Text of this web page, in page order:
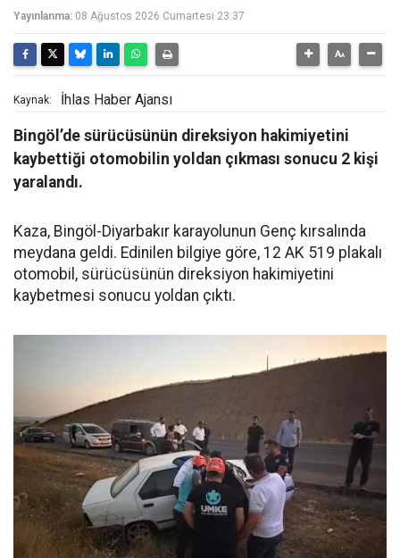
Yayınlanma: 08 Ağustos 2026 Cumartesi 23:37
Kaynak: İhlas Haber Ajansı
Bingöl’de sürücüsünün direksiyon hakimiyetini
kaybettiği otomobilin yoldan çıkması sonucu 2 kişi
yaralandı.
Kaza, Bingöl-Diyarbakır karayolunun Genç kırsalında
meydana geldi. Edinilen bilgiye göre, 12 AK 519 plakalı
otomobil, sürücüsünün direksiyon hakimiyetini
kaybetmesi sonucu yoldan çıktı.